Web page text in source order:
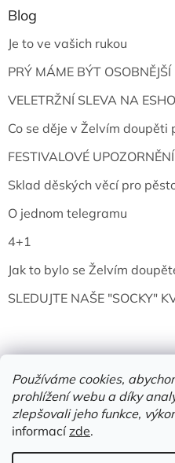
Používáme cookies,
prohlížení webu a díky
zlepšovali jeho funkce,
informacízde.
Blog
Je to ve vašich rukou
PRÝ MÁME BÝT OSOBNĚJŠÍ
VELETRŽNÍ SLEVA NA
Co se děje v Želvím doupěti
FESTIVALOVÉ UPOZORNĚNÍ
Sklad děských věcí pro
O jednom telegramu
4+1
Jak to bylo se Želvím
SLEDUJTE NAŠE "SOCKY"